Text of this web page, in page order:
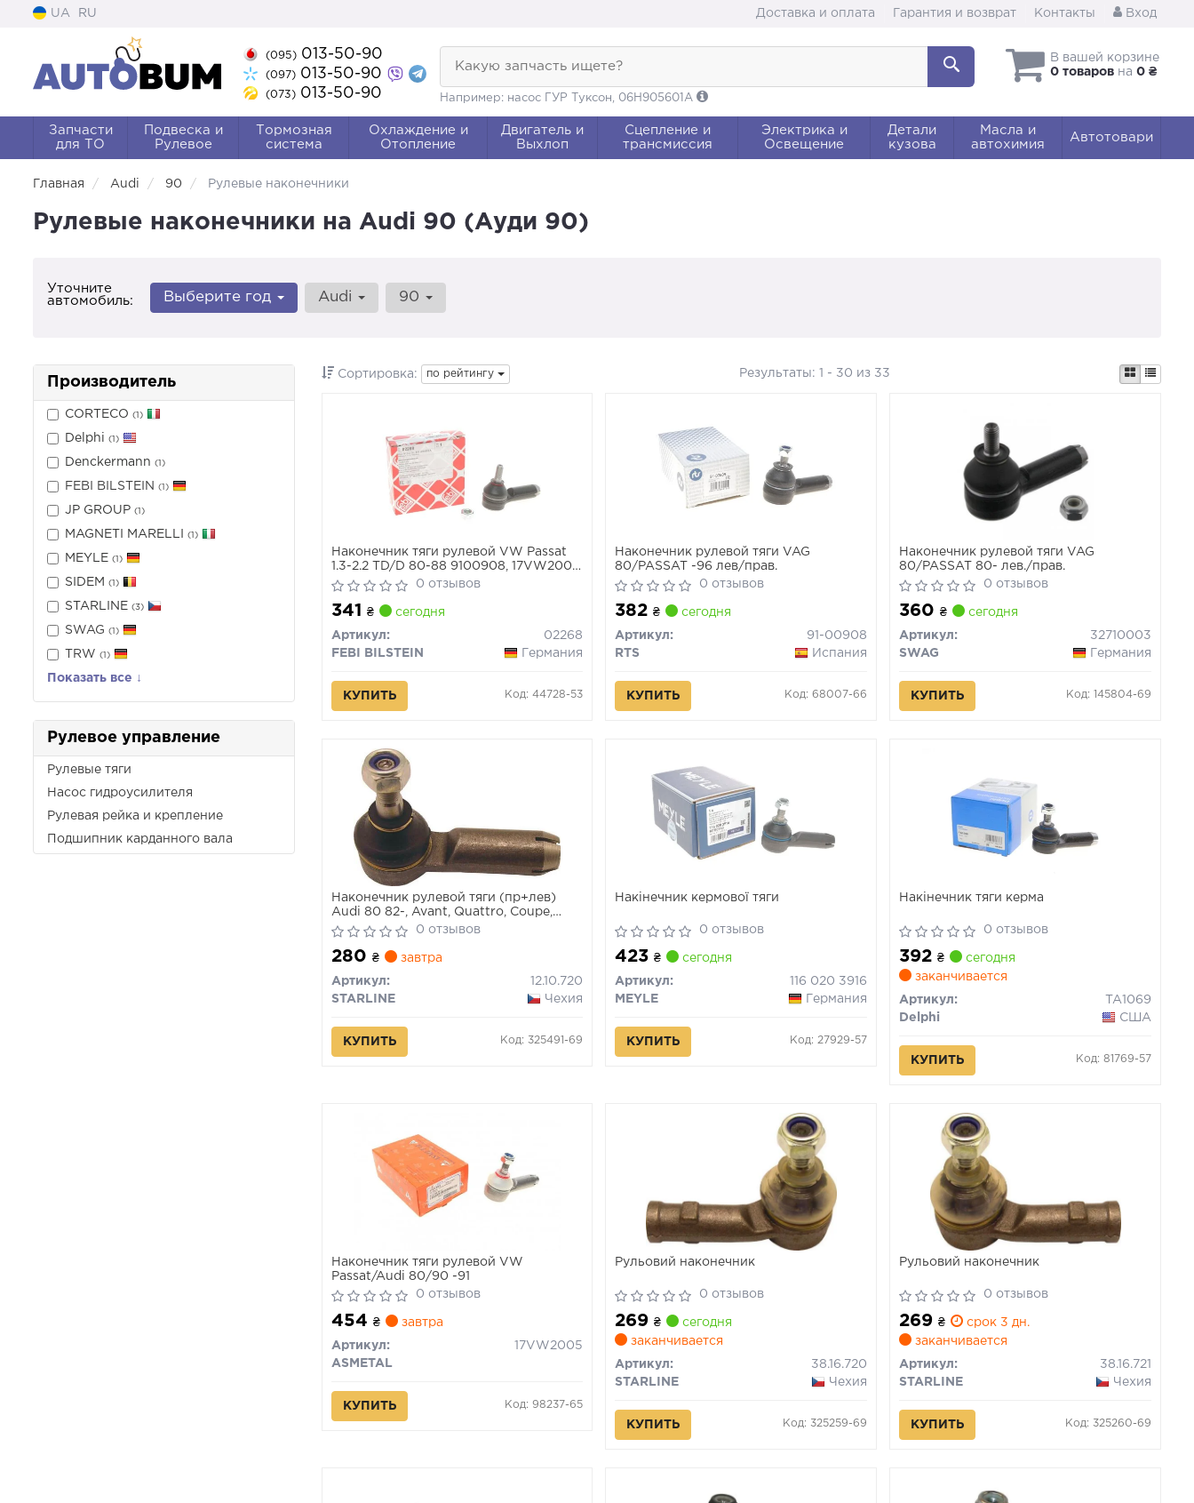
UA RU Доставка и оплата Гарантия и возврат Контакты Вход
(095)013-50-90
(097)013-50-90
(073)013-50-90
В вашей корзине
0 товаров на 0 ₴
Какую запчасть ищете?
Например: насос ГУР Туксон, 06H905601A
Запчасти
для ТО
Подвеска и
Рулевое
Тормозная
система
Охлаждение и
Отопление
Двигатель и
Выхлоп
Сцепление и
трансмиссия
Электрика и
Освещение
Детали
кузова
Масла и
автохимия
Автотовари
Главная Audi 90 Рулевые наконечники
Рулевые наконечники на Audi 90 (Ауди 90)
Уточните
автомобиль:
Выберите год Audi 90
Производитель
CORTECO (1)
Delphi (1)
Denckermann (1)
FEBI BILSTEIN (1)
JP GROUP (1)
MAGNETI MARELLI (1)
MEYLE (1)
SIDEM (1)
STARLINE (3)
SWAG (1)
TRW (1)
Показать все ↓
Рулевое управление
Рулевые тяги
Насос гидроусилителя
Рулевая рейка и крепление
Подшипник карданного вала
Сортировка: по рейтингу Результаты: 1 - 30 из 33
Наконечник тяги рулевой VW Passat
1.3-2.2 TD/D 80-88 9100908, 17VW2005,
811419812, FZ1106, 1160203916,
AUES3916, LMI10143, CO49398629,
VKDY311054, MONL29016,
0 отзывов
341 ₴ сегодня
Артикул:
02268
FEBI BILSTEIN
Германия
КУПИТЬ Код: 44728-53
Наконечник рулевой тяги VAG
80/PASSAT -96 лев/прав.
0 отзывов
382₴ сегодня
Артикул:
91-00908
RTS
Испания
КУПИТЬ Код: 68007-66
Наконечник рулевой тяги VAG
80/PASSAT 80- лев./прав.
0 отзывов
360₴ сегодня
Артикул:
32710003
SWAG
Германия
КУПИТЬ Код: 145804-69
Наконечник рулевой тяги (пр+лев)
Audi 80 82-, Avant, Quattro, Coupe,
Cabriolet
0 отзывов
280 ₴ завтра
Артикул:
12.10.720
STARLINE
Чехия
КУПИТЬ Код: 325491-69
Накінечник кермової тяги
0 отзывов
423₴ сегодня
Артикул:
116 020 3916
MEYLE
Германия
КУПИТЬ Код: 27929-57
Накінечник тяги керма
0 отзывов
392₴
сегодня
заканчивается
Артикул:
TA1069
Delphi
США
КУПИТЬ Код: 81769-57
Наконечник тяги рулевой VW
Passat/Audi 80/90 -91
0 отзывов
454 ₴ завтра
Артикул:
17VW2005
ASMETAL
КУПИТЬ Код: 98237-65
Рульовий наконечник
0 отзывов
269₴
сегодня
заканчивается
Артикул:
38.16.720
STARLINE
Чехия
КУПИТЬ Код: 325259-69
Рульовий наконечник
0 отзывов
269₴
срок 3 дн.
заканчивается
Артикул:
38.16.721
STARLINE
Чехия
КУПИТЬ Код: 325260-69